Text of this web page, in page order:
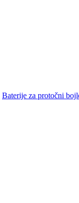
Baterije za protočni